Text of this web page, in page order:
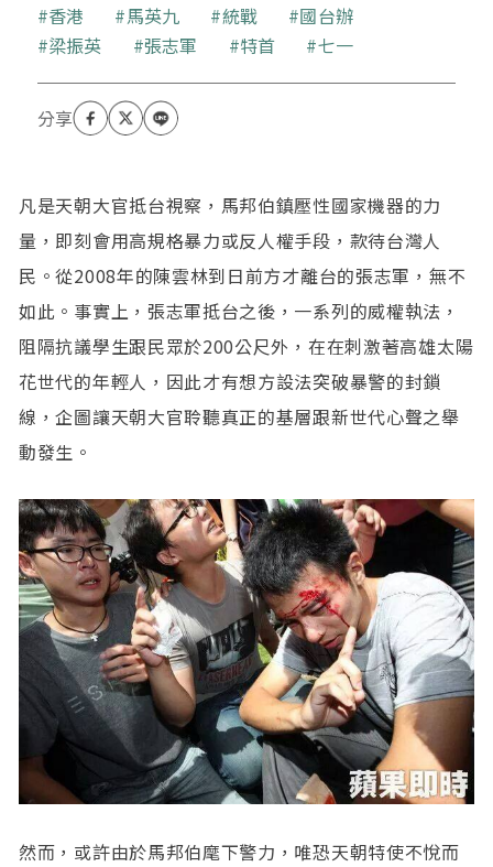
關鍵字
香港 馬英九 統戰
國台辦
梁振英
張志軍 特首 七一
凡是天朝大官抵台視察，馬邦伯鎮壓性國家機器的力
量，即刻會用高規格暴力或反人權手段，款待台灣人
民。從2008年的陳雲林到日前方才離台的張志軍，無不
如此。事實上，張志軍抵台之後，一系列的威權執法，
阻隔抗議學生跟民眾於200公尺外，在在刺激著高雄太陽
花世代的年輕人，因此才有想方設法突破暴警的封鎖
線，企圖讓天朝大官聆聽真正的基層跟新世代心聲之舉
動發生。
然而，或許由於馬邦伯麾下警力，唯恐天朝特使不悅而